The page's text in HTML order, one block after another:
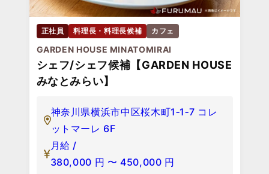
正社員 料理長・料理長候補 カフェ
GARDEN HOUSE MINATOMIRAI
シェフ/シェフ候補【GARDEN HOUSE
みなとみらい】
神奈川県横浜市中区桜木町1‐1‐7 コレ
ットマーレ 6F
月給 /
380,000 円 〜 450,000 円